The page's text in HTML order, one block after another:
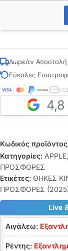
Δωρεάν
Εύκολες
4,8
Κωδικός
Κατηγορίες: APPLE,
ΠΡΟΣΦΟΡΕΣ
Ετικέτες: ΘΗΚΕΣ
ΠΡΟΣΦΟΡΕΣ
Live
Αιγάλεω:
Ρέντης: